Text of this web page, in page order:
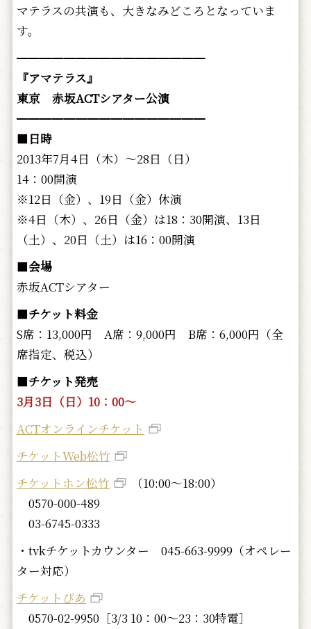
マテラスの共演も、大きなみどころとなっていま
す。
━━━━━━━━━━━━━━━━
『アマテラス』
東京 赤坂ACTシアター公演
━━━━━━━━━━━━━━━━
■ 日時
2013年7月4日（木）～28日（日）
14：00開演
※12日（金）、19日（金）休演
※4日（木）、26日（金）は18：30開演、13日
（土）、20日（土）は16：00開演
■会場
赤坂ACTシアター
■チケット料金
S席：13,000円 A席：9,000円 B席：6,000円（全
席指定、税込）
■チケット発売
3月3日（日）10：00～
ACTオンラインチケット
チケットWeb松竹
チケットホン松竹
（10:00～18:00）
0570-000-489
03-6745-0333
・tvkチケットカウンター 045-663-9999（オペレー
ター対応）
チケットぴあ
0570-02-9950［3/3 10：00～23：30特電］